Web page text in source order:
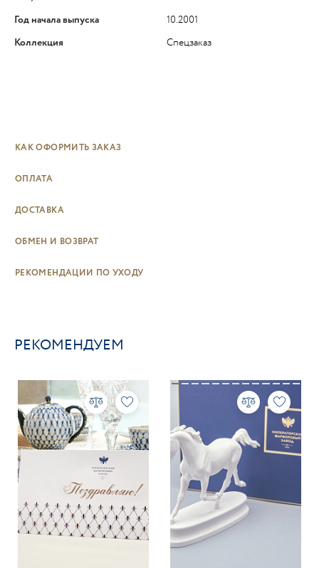
Год начала выпуска
10.2001
Коллекция
Спецзаказ
КАК ОФОРМИТЬ ЗАКАЗ
ОПЛАТА
ДОСТАВКА
ОБМЕН И ВОЗВРАТ
РЕКОМЕНДАЦИИ ПО УХОДУ
РЕКОМЕНДУЕМ